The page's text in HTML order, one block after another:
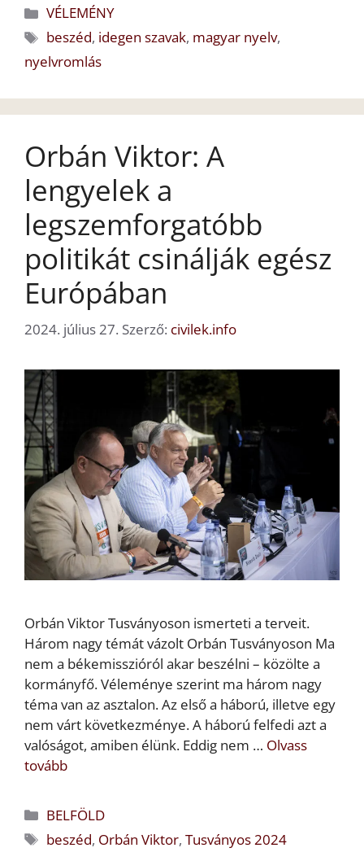
Kategória
VÉLEMÉNY
Címkék
beszéd, idegen szavak, magyar nyelv,
nyelvromlás
Orbán Viktor: A
lengyelek a
legszemforgatóbb
politikát csinálják egész
Európában
2024. július 27. Szerző: civilek.info
Orbán Viktor Tusványoson ismerteti a terveit.
Három nagy témát vázolt Orbán Tusványoson Ma
nem a békemisszióról akar beszélni – közölte a
kormányfő. Véleménye szerint ma három nagy
téma van az asztalon. Az első a háború, illetve egy
nem várt következménye. A háború felfedi azt a
valóságot, amiben élünk. Eddig nem … Olvass
tovább
Kategória
BELFÖLD
Címkék
beszéd, Orbán Viktor,Tusványos 2024